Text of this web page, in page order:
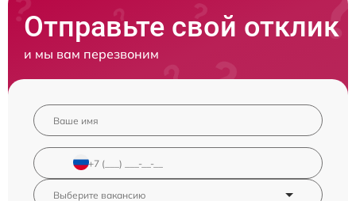
Отправьте свой отклик
и мы вам перезвоним